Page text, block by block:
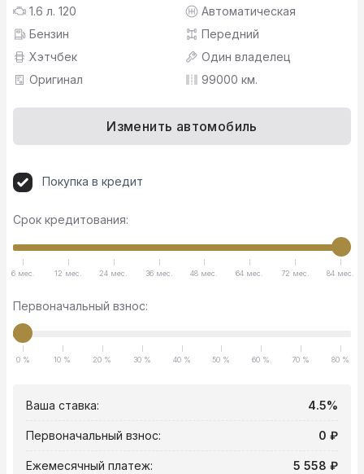
1.6 л. 120
Автоматическая
Бензин
Передний
Хэтчбек
Один владелец
Оригинал
99000 км.
Изменить автомобиль
Покупка в кредит
Срок кредитования:
6 мес. 12 мес. 24 мес. 36 мес. 48 мес. 64 мес. 72 мес. 84 мес.
Первоначальный взнос:
0 % 10 % 20 % 30 % 40 % 50 % 60 % 70 % 80 %
Ваша ставка: 4.5%
Первоначальный взнос: 0 ₽
Ежемесячный платеж: 5 558 ₽